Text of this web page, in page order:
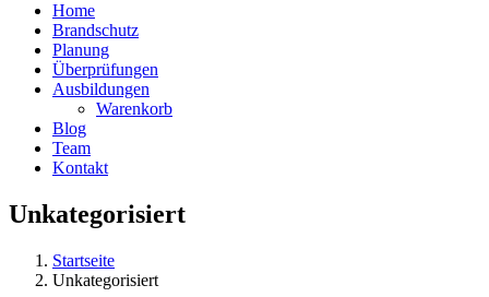
Home
Brandschutz
Planung
Überprüfungen
Ausbildungen
Warenkorb
Blog
Team
Kontakt
Unkategorisiert
Startseite
Unkategorisiert